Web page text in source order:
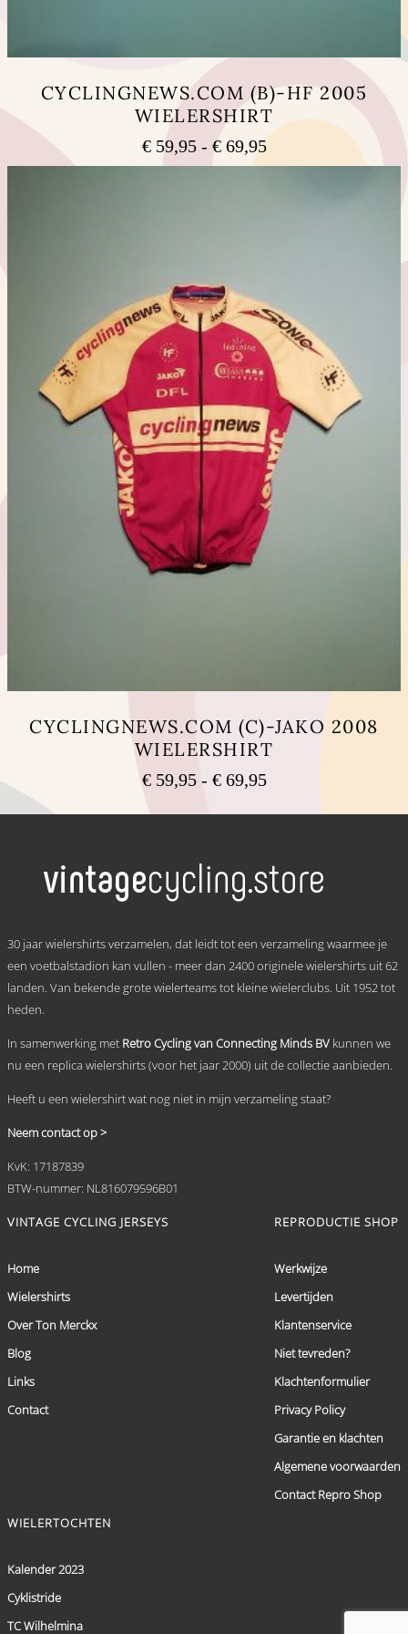
CYCLINGNEWS.COM (B)-HF 2005
WIELERSHIRT
€59,95 - €69,95Prijsklasse:
€ 59,95
kan
gekozen
worden
op
productpagina
CYCLINGNEWS.COM (C)-JAKO 2008
WIELERSHIRT
€59,95 - €69,95Prijsklasse:
tot
variaties.
Deze
gekozen
op
de
30 jaar wielershirts verzamelen, dat leidt tot een verzameling waarmee je
een voetbalstadion kan vullen - meer dan 2400 originele wielershirts uit 62
landen. Van bekende grote wielerteams tot kleine wielerclubs. Uit 1952 tot
heden.
In samenwerking met Retro Cycling van Connecting Minds BV kunnen we
nu een replica wielershirts (voor het jaar 2000) uit de collectie aanbieden.
Heeft u een wielershirt wat nog niet in mijn verzameling staat?
Neem contact op >
KvK: 17187839
BTW-nummer: NL816079596B01
VINTAGE CYCLING JERSEYS
Home
Wielershirts
Over Ton Merckx
Blog
Links
Contact
REPRODUCTIE SHOP
Werkwijze
Levertijden
Klantenservice
Niet tevreden?
Klachtenformulier
Privacy Policy
Garantie en klachten
Algemene voorwaarden
Contact Repro Shop
WIELERTOCHTEN
Kalender 2023
Cyklistride
TC Wilhelmina